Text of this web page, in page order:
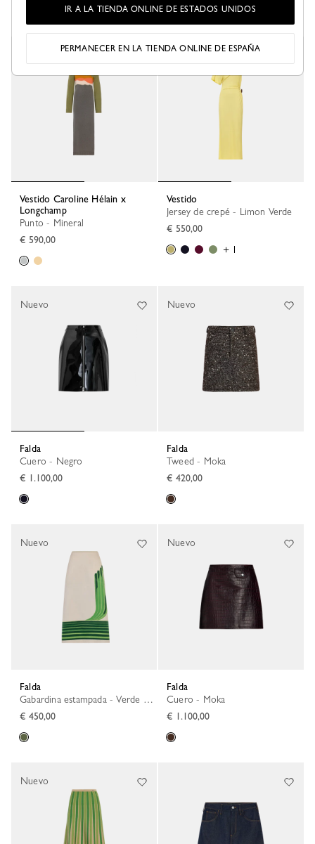
Vestido Caroline Hélain x
Longchamp
Punto - Mineral
€ 590,00
Vestido
Jersey de crepé - Limon Verde
€ 550,00
+ 1
Falda
Cuero - Negro
€ 1.100,00
Nuevo
Falda
Tweed - Moka
€ 420,00
Nuevo
Falda
Gabardina estampada - Verde Héritage
€ 450,00
Nuevo
Falda
Cuero - Moka
€ 1.100,00
Nuevo
Nuevo
IR A LA TIENDA ONLINE DE ESTADOS UNIDOS
PERMANECER EN LA TIENDA ONLINE DE ESPAÑA